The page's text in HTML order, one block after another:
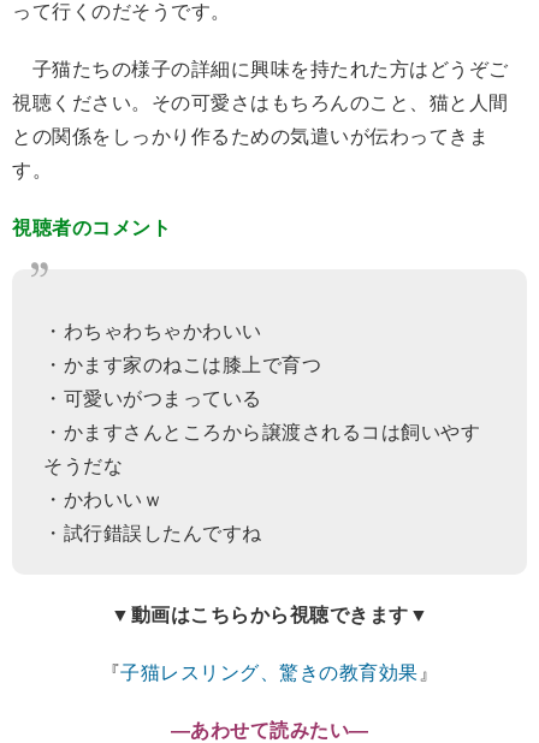
って行くのだそうです。
子猫たちの様子の詳細に興味を持たれた方はどうぞご
視聴ください。その可愛さはもちろんのこと、猫と人間
との関係をしっかり作るための気遣いが伝わってきま
す。
視聴者のコメント
・わちゃわちゃかわいい
・かます家のねこは膝上で育つ
・可愛いがつまっている
・かますさんところから譲渡されるコは飼いやす
そうだな
・かわいいｗ
・試行錯誤したんですね
▼動画はこちらから視聴できます▼
『子猫レスリング、驚きの教育効果 』
―あわせて読みたい―